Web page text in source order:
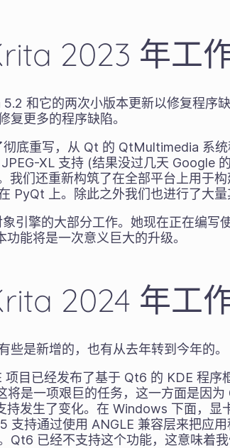
2023 年工
和它的两次小版本更新以修复程序
复更多的程序缺陷。
底重写，从 Qt 的 QtMultimedia 系
XL 支持 (结果没过几天 Google
我们还重新构筑了在全部平台上用于
PyQt 上。除此之外我们也进行了大量
引擎的大部分工作。她现在正在编写
能将是一次意义巨大的升级。
2024 年工
些是新增的，也有从去年转到今年的。
项目已经发布了基于 Qt6 的 KDE 程序
将是一项艰巨的任务，这一方面是因
持发生了变化。在 Windows 下面，显
支持通过使用 ANGLE 兼容层来把应
Qt6 已经不支持这个功能，这意味着